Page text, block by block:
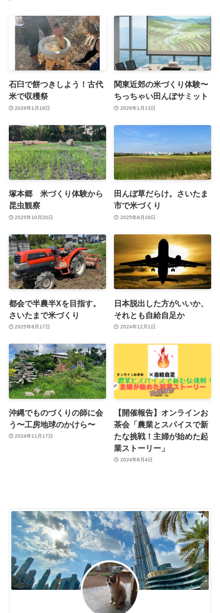
石臼で餅つきしよう！古代
米で収穫祭
2026年1月18日
関東近郊の米づくり体験〜
ちっちゃい田んぼサミット
2026年1月13日
塚本郷 米づくり体験から
昆虫観察
2025年10月20日
田んぼ草だらけ。さいたま
市で米づくり
2025年8月29日
都会で半農半Xを目指す。
さいたまで米づくり
2025年8月17日
日本脱出した方がいいか、
それとも自給自足か
2024年12月1日
沖縄でものづくりの師に会
う〜工房地球のかけら〜
2024年11月17日
【開催報告】オンラインお
茶会「農業とスパイスで新
たな挑戦！主婦が始めた起
業ストーリー」
2024年8月4日